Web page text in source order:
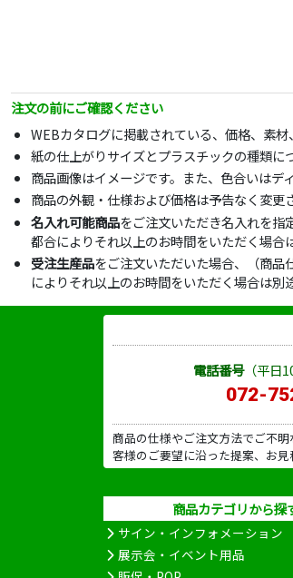
注文の前にご確認ください
WEBカタログに掲載されている、価格、素
紙の仕上がりサイズとプラスチックの種類に
商品画像はイメージです。また、色合いはデ
商品の外観・仕様および価格は予告なく変更
名入れ可能商品をご注文いただき名入れを指
都合によりそれ以上のお時間をいただく場合
受注生産品をご注文いただいた場合、（商品
によりそれ以上のお時間をいただく場合は別
電話番号（平日
072-
商品の仕様やご注文方法でご不
客様のご要望に沿った提案、お見
商品カテゴリから探
サイン・インフォメーション
展示会・イベント用品